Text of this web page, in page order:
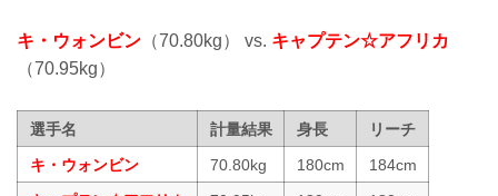
キ・ウォンビン （70.80kg） vs. キャプテン☆アフリカ
（70.95kg）
選手名 計量結果 身長
リーチ
キ・ウォンビン
70.80kg 180cm
184cm